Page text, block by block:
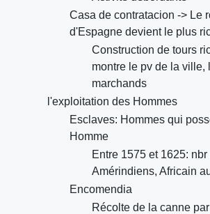
Casa de contratacion -> Le
d'Espagne devient le plus
Construction de tours
montre le pv de la ville,
marchands
l'exploitation des Hommes
Esclaves: Hommes qui
Homme
Entre 1575 et 1625:
Amérindiens, Africain
Encomendia
Récolte de la canne